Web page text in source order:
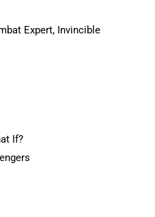
Expert, Invincible
If?